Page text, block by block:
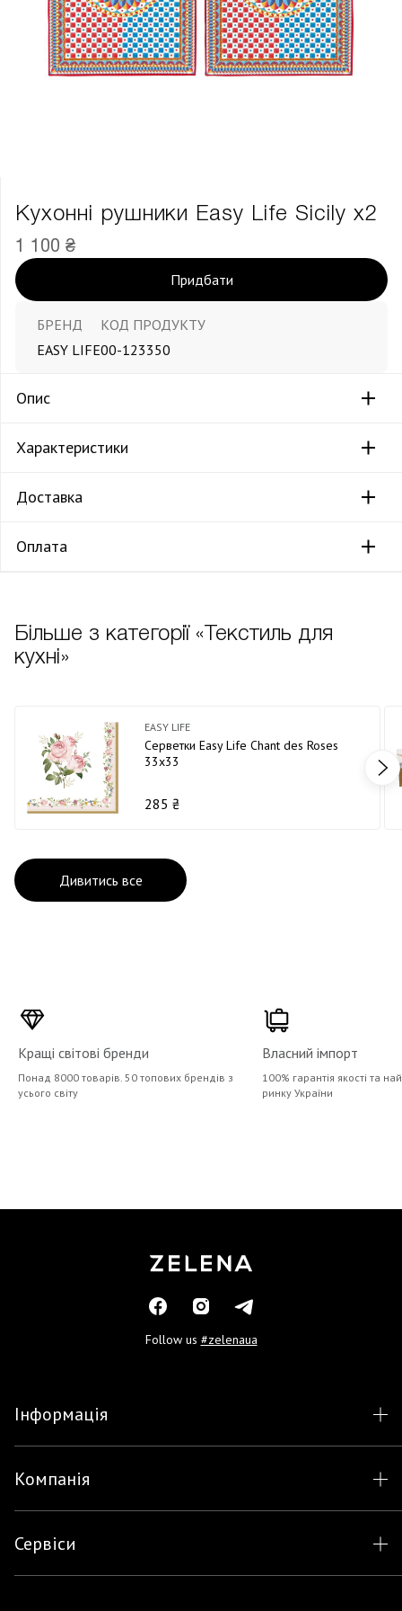
Кухонні рушники Easy Life Sicily х2
1 100 ₴
Придбати
БРЕНД
EASY LIFE
КОД ПРОДУКТУ
00-123350
Опис
Характеристики
Доставка
Оплата
Більше з категорії «Текстиль для
кухні»
EASY LIFE
Серветки Easy Life Chant des Roses
33х33
285 ₴
Дивитись все
Кращі світові бренди
Понад 8000 товарів. 50 топових брендів з
усього світу
Власний імпорт
100% гарантія якості та
ринку України
Follow us #zelenaua
Інформація
Компанія
Сервіси